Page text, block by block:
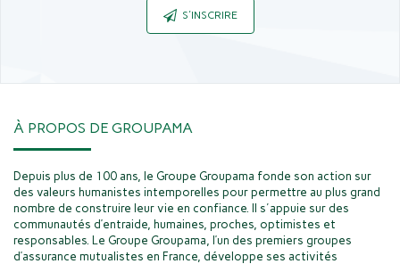
S'INSCRIRE
À PROPOS DE GROUPAMA
Depuis plus de 100 ans, le Groupe Groupama fonde son action sur
des valeurs humanistes intemporelles pour permettre au plus grand
nombre de construire leur vie en confiance. Il s'appuie sur des
communautés d’entraide, humaines, proches, optimistes et
responsables. Le Groupe Groupama, l’un des premiers groupes
d’assurance mutualistes en France, développe ses activités